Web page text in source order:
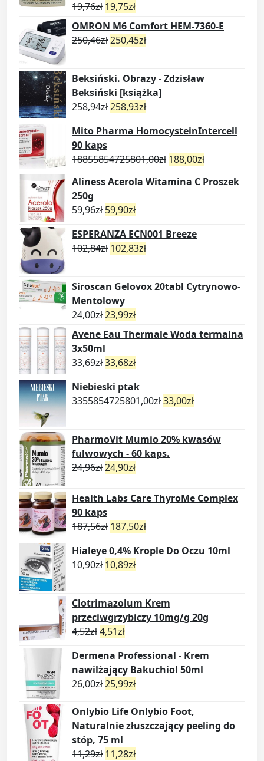
19,76zł 19,75zł
OMRON M6 Comfort HEM-7360-E
250,46zł250,45zł
Beksiński. Obrazy - Zdzisław
Beksiński [książka]
258,94zł258,93zł
Mito Pharma HomocysteinIntercell
90 kaps
18855854725801,00zł 188,00zł
Aliness Acerola Witamina C Proszek
250g
59,96zł 59,90zł
ESPERANZA ECN001 Breeze
102,84zł 102,83zł
Siroscan Gelovox 20tabl Cytrynowo-
Mentolowy
24,00zł23,99zł
Avene Eau Thermale Woda termalna
3x50ml
33,69zł33,68zł
Niebieski ptak
3355854725801,00zł33,00zł
PharmoVit Mumio 20% kwasów
fulwowych - 60 kaps.
24,96zł24,90zł
Health Labs Care ThyroMe Complex
90 kaps
187,56zł 187,50zł
Hialeye 0,4% Krople Do Oczu 10ml
10,90zł 10,89zł
Clotrimazolum Krem
przeciwgrzybiczy 10mg/g 20g
4,52zł4,51zł
Dermena Professional - Krem
nawilżający Bakuchiol 50ml
26,00zł25,99zł
Onlybio Life Onlybio Foot,
Naturalnie złuszczający peeling do
stóp, 75 ml
11,29zł 11,28zł